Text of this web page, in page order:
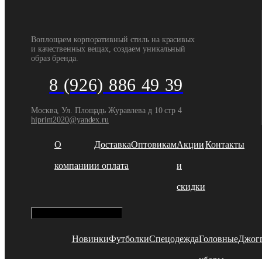
Воплощаем корпоративный стиль на красивых
и качественных вещах, создаем уникальный
образ бренда.
8 (926) 886 49 39
Москва, Ул. Площадь Журавлева д 10 стр 4
hiprint2020@yandex.ru
О
компании
Доставка
и оплата
ОптовикамАкции
и
скидки
Контакты
НовинкиФутболкиСпецодеждаГоловные